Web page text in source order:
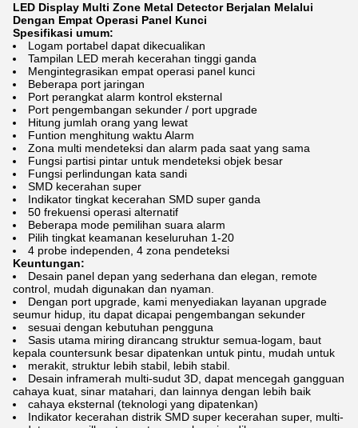
LED Display Multi Zone Metal Detector Berjalan Melalui
Dengan Empat Operasi Panel Kunci
Spesifikasi umum:
Logam portabel dapat dikecualikan
Tampilan LED merah kecerahan tinggi ganda
Mengintegrasikan empat operasi panel kunci
Beberapa port jaringan
Port perangkat alarm kontrol eksternal
Port pengembangan sekunder / port upgrade
Hitung jumlah orang yang lewat
Funtion menghitung waktu Alarm
Zona multi mendeteksi dan alarm pada saat yang sama
Fungsi partisi pintar untuk mendeteksi objek besar
Fungsi perlindungan kata sandi
SMD kecerahan super
Indikator tingkat kecerahan SMD super ganda
50 frekuensi operasi alternatif
Beberapa mode pemilihan suara alarm
Pilih tingkat keamanan keseluruhan 1-20
4 probe independen, 4 zona pendeteksi
Keuntungan:
Desain panel depan yang sederhana dan elegan, remote
control, mudah digunakan dan nyaman.
Dengan port upgrade, kami menyediakan layanan upgrade
seumur hidup, itu dapat dicapai pengembangan sekunder
sesuai dengan kebutuhan pengguna
Sasis utama miring dirancang struktur semua-logam, baut
kepala countersunk besar dipatenkan untuk pintu, mudah untuk
merakit, struktur lebih stabil, lebih stabil.
Desain inframerah multi-sudut 3D, dapat mencegah gangguan
cahaya kuat, sinar matahari, dan lainnya dengan lebih baik
cahaya eksternal (teknologi yang dipatenkan)
Indikator kecerahan distrik SMD super kecerahan super, multi-